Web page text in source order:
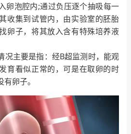
卵泡腔内;通过负压逐个抽吸每一
收集到试管内，由实验室的胚胎
卵子，将其放入含有特殊培养液
主要是指：经B超监测时，能观
育看似正常的，可是在取卵的时
卵子。